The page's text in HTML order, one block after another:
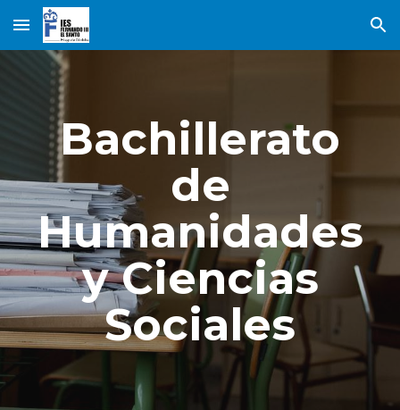
Skip to main content Skip to navigation
Bachillerato
de
Humanidades
y Ciencias
Sociales